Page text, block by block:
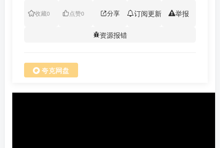
收藏0 点赞0 分享 订阅更新 举报
资源报错
夸克网盘